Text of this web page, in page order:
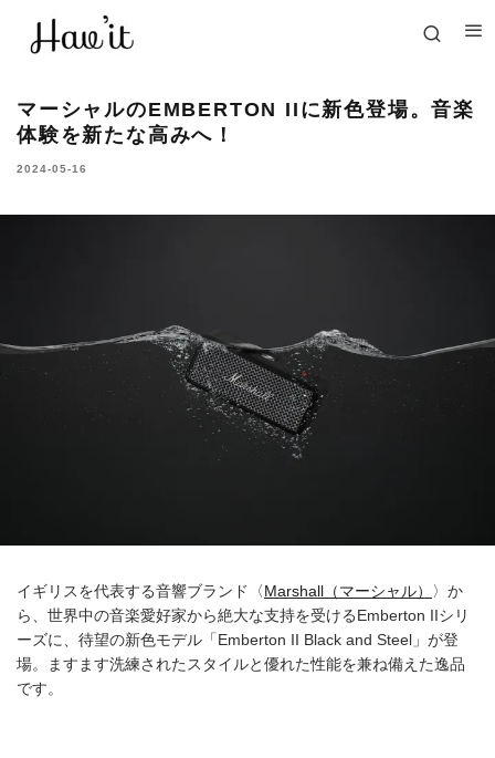
マーシャルのEMBERTON IIに新色登場。音楽
体験を新たな高みへ！
2024-05-16
イギリスを代表する音響ブランド〈Marshall（マーシャル）
〉か
ら、世界中の音楽愛好家から絶大な支持を受けるEmberton IIシリ
ーズに、待望の新色モデル「Emberton II Black and Steel」が登
場。ますます洗練されたスタイルと優れた性能を兼ね備えた逸品
です。